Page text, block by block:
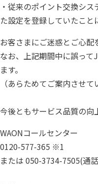
・従来のポイント交換シ
た設定を登録していたこと
お客さまにご迷惑とご心配
なお、上記期間中に誤っ
ます。
（あらためてご案内させて
今後ともサービス品質の向
WAONコールセンター
0120-577-365 ※1
または 050-3734-7505(通